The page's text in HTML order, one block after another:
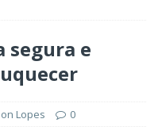
segura e
Lopes 0